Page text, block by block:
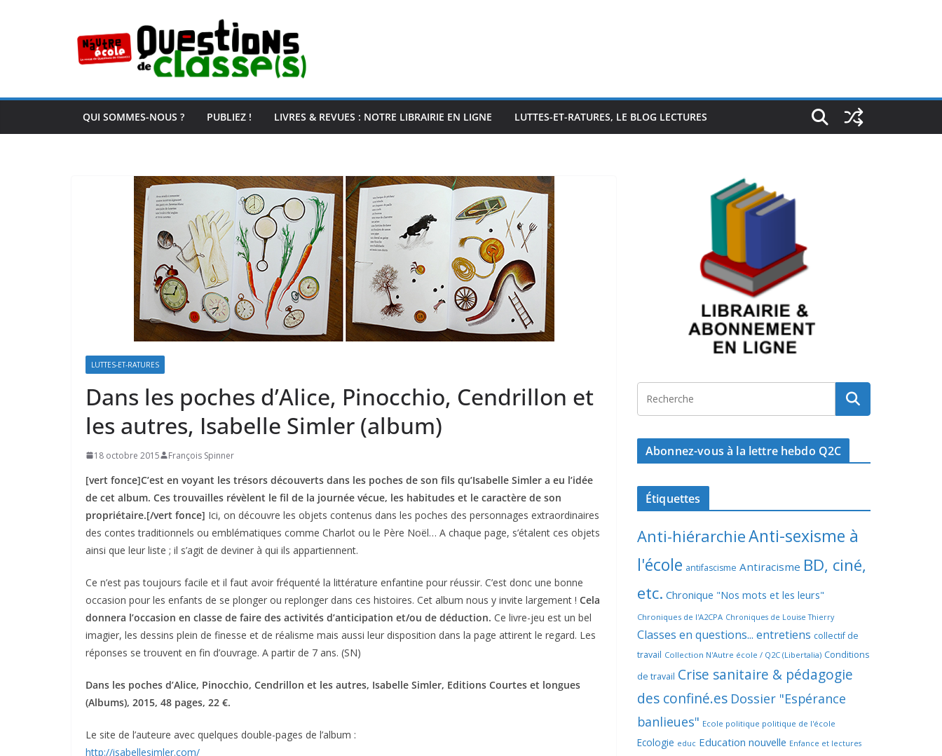
QUI SOMMES-NOUS ? PUBLIEZ ! LIVRES & REVUES : NOTRE LIBRAIRIE EN LIGNE LUTTES-ET-RATURES, LE BLOG LECTURES
LUTTES-ET-RATURES
Dans les poches d’Alice, Pinocchio, Cendrillon et
les autres, Isabelle Simler (album)
18 octobre 2015 François Spinner
[vert fonce]C’est en voyant les trésors découverts dans les poches de son fils qu’Isabelle Simler a eu l’idée
de cet album. Ces trouvailles révèlent le fil de la journée vécue, les habitudes et le caractère de son
propriétaire.[/vert fonce] Ici, on découvre les objets contenus dans les poches des personnages extraordinaires
des contes traditionnels ou emblématiques comme Charlot ou le Père Noël… A chaque page, s’étalent ces objets
ainsi que leur liste ; il s’agit de deviner à qui ils appartiennent.
Ce n’est pas toujours facile et il faut avoir fréquenté la littérature enfantine pour réussir. C’est donc une bonne
occasion pour les enfants de se plonger ou replonger dans ces histoires. Cet album nous y invite largement ! Cela
donnera l’occasion en classe de faire des activités d’anticipation et/ou de déduction. Ce livre-jeu est un bel
imagier, les dessins plein de finesse et de réalisme mais aussi leur disposition dans la page attirent le regard. Les
réponses se trouvent en fin d’ouvrage. A partir de 7 ans. (SN)
Dans les poches d’Alice, Pinocchio, Cendrillon et les autres, Isabelle Simler, Editions Courtes et longues
(Albums), 2015, 48 pages, 22 €.
Le site de l’auteure avec quelques double-pages de l’album :
http://isabellesimler.com/
Abonnez-vous à la lettre hebdo Q2C
Étiquettes
Anti-hiérarchieAnti-sexisme à
l'école antifascisme Antiracisme BD, ciné,
etc. Chronique "Nos mots et les leurs"
Chroniques de l'A2CPA Chroniques de Louise Thierry
Classes en questions... entretiens collectif de
travail Collection N'Autre école / Q2C (Libertalia) Conditions
de travail Crise sanitaire & pédagogie
des confiné.es Dossier "Espérance
banlieues" Ecole politique politique de l'école
Ecologie educ Education nouvelle Enfance et lectures